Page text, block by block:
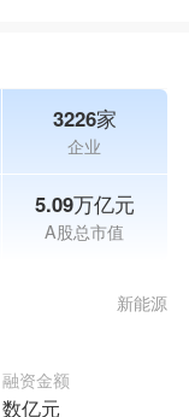
3226家
企业
5.09万亿元
A股总市值
融资金额
数亿元
新能源